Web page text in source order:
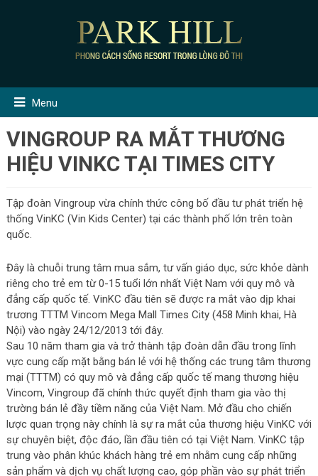
Menu
VINGROUP RA MẮT THƯƠNG
HIỆU VINKC TẠI TIMES CITY
Tập đoàn Vingroup vừa chính thức công bố đầu tư phát triển hệ
thống VinKC (Vin Kids Center) tại các thành phố lớn trên toàn
quốc.
Đây là chuỗi trung tâm mua sắm, tư vấn giáo dục, sức khỏe dành
riêng cho trẻ em từ 0-15 tuổi lớn nhất Việt Nam với quy mô và
đẳng cấp quốc tế. VinKC đầu tiên sẽ được ra mắt vào dịp khai
trương TTTM Vincom Mega Mall Times City (458 Minh khai, Hà
Nội) vào ngày 24/12/2013 tới đây.
Sau 10 năm tham gia và trở thành tập đoàn dẫn đầu trong lĩnh
vực cung cấp mặt bằng bán lẻ với hệ thống các trung tâm thương
mại (TTTM) có quy mô và đẳng cấp quốc tế mang thương hiệu
Vincom, Vingroup đã chính thức quyết định tham gia vào thị
trường bán lẻ đầy tiềm năng của Việt Nam. Mở đầu cho chiến
lược quan trọng này chính là sự ra mắt của thương hiệu VinKC với
sự chuyên biệt, độc đáo, lần đầu tiên có tại Việt Nam. VinKC tập
trung vào phân khúc khách hàng trẻ em nhằm cung cấp những
sản phẩm và dịch vụ chất lượng cao, góp phần vào sự phát triển